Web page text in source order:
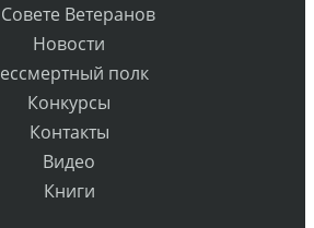
Ветеранов
Новости
полк
Конкурсы
Контакты
Видео
Книги